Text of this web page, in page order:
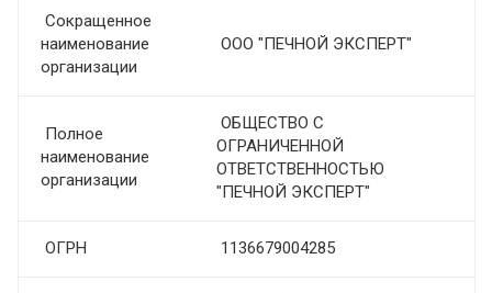
Сокращенное
наименование
организации
ООО "ПЕЧНОЙ ЭКСПЕРТ"
Полное
наименование
организации
ОБЩЕСТВО С
ОГРАНИЧЕННОЙ
ОТВЕТСТВЕННОСТЬЮ
"ПЕЧНОЙ ЭКСПЕРТ"
ОГРН 1136679004285